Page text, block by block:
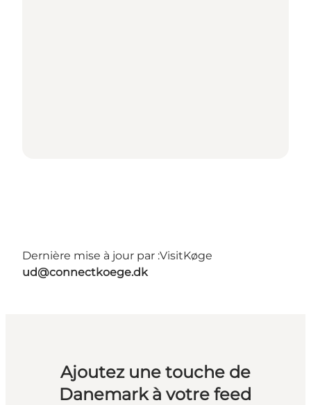
Dernière mise à jour par :VisitKøge
ud@connectkoege.dk
Ajoutez une touche de
Danemark à votre feed